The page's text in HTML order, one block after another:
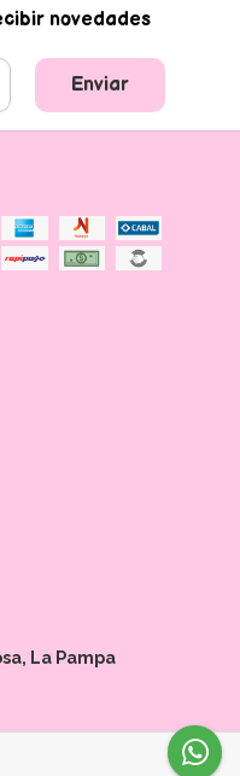
novedades
Enviar
La Pampa